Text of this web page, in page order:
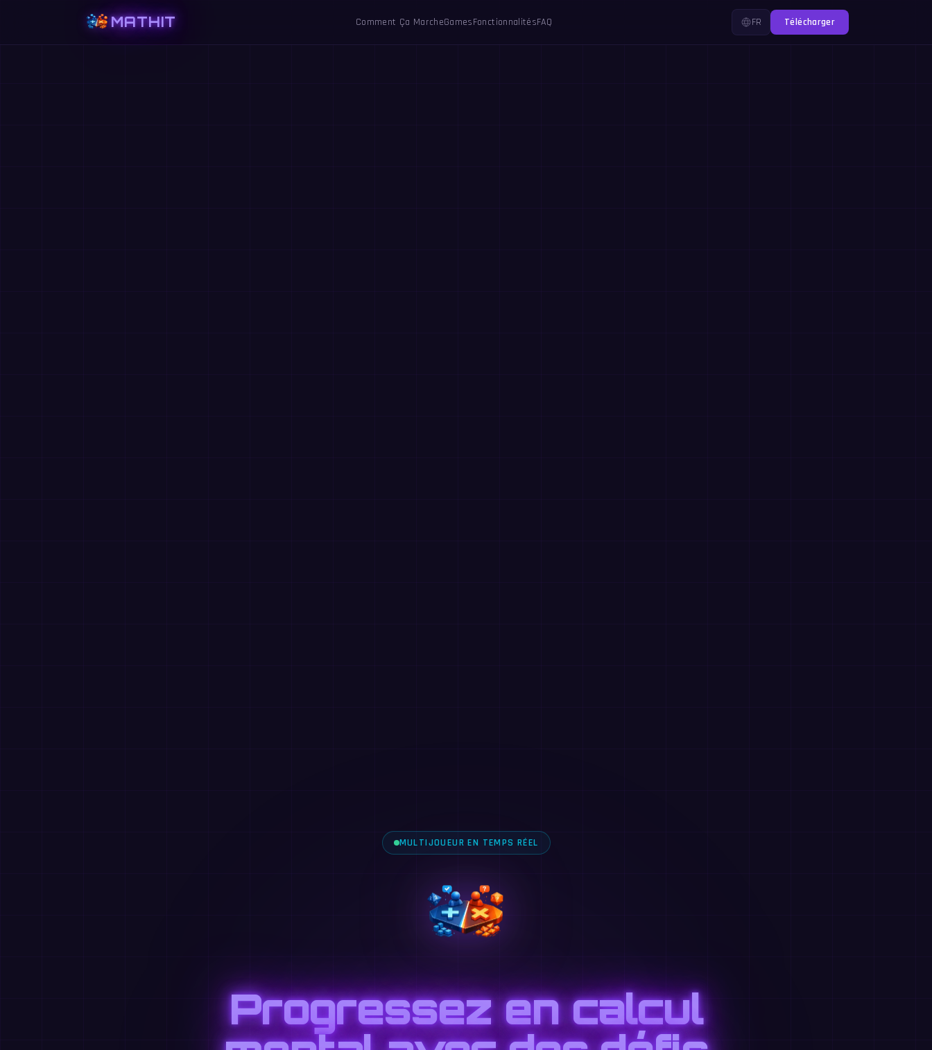
MATHIT Comment Ça MarcheGamesFonctionnalitésFAQ FR Télécharger
MULTIJOUEUR EN TEMPS RÉEL
Progressez en calcul